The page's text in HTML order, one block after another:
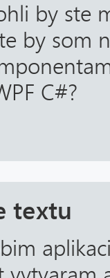
by ste
by som
C#?
textu